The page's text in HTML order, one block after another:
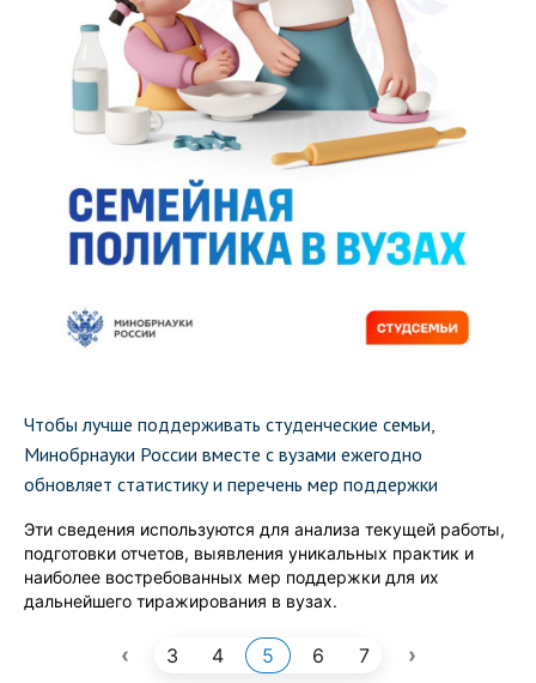
Чтобы лучше поддерживать студенческие семьи,
Минобрнауки России вместе с вузами ежегодно
обновляет статистику и перечень мер поддержки
Эти сведения используются для анализа текущей работы,
подготовки отчетов, выявления уникальных практик и
наиболее востребованных мер поддержки для их
дальнейшего тиражирования в вузах.
‹ 3 4 5 6 7 ›